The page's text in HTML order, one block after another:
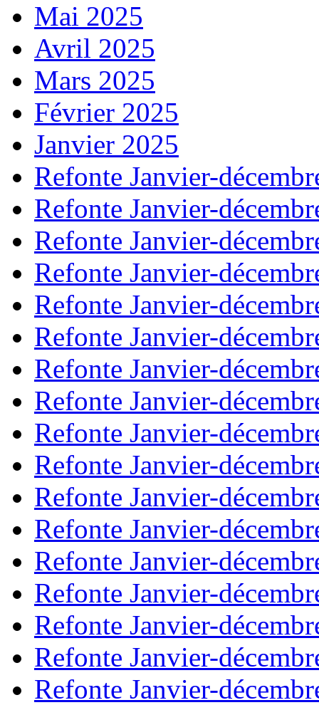
Mai 2025
Avril 2025
Mars 2025
Février 2025
Janvier 2025
Refonte Janvier-
Refonte Janvier-
Refonte Janvier-
Refonte Janvier-
Refonte Janvier-
Refonte Janvier-
Refonte Janvier-
Refonte Janvier-
Refonte Janvier-
Refonte Janvier-
Refonte Janvier-
Refonte Janvier-
Refonte Janvier-
Refonte Janvier-
Refonte Janvier-
Refonte Janvier-
Refonte Janvier-